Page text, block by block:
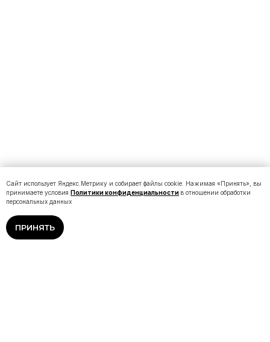
Сайт использует Яндекс.Метрику и собирает файлы cookie. Нажимая «Принять», вы
принимаете условия Политики конфиденциальности в отношении обработки
персональных данных
ПРИНЯТЬ